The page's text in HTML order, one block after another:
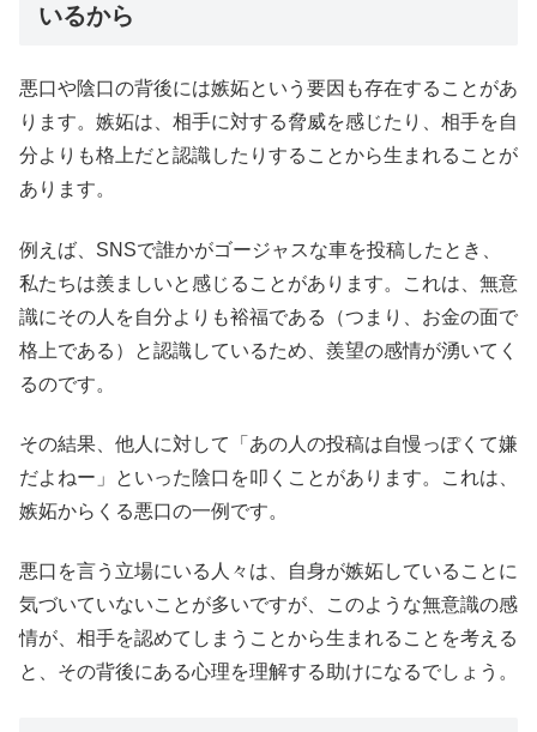
いるから
悪口や陰口の背後には嫉妬という要因も存在することがあ
ります。嫉妬は、相手に対する脅威を感じたり、相手を自
分よりも格上だと認識したりすることから生まれることが
あります。
例えば、SNSで誰かがゴージャスな車を投稿したとき、
私たちは羨ましいと感じることがあります。これは、無意
識にその人を自分よりも裕福である（つまり、お金の面で
格上である）と認識しているため、羨望の感情が湧いてく
るのです。
その結果、他人に対して「あの人の投稿は自慢っぽくて嫌
だよねー」といった陰口を叩くことがあります。これは、
嫉妬からくる悪口の一例です。
悪口を言う立場にいる人々は、自身が嫉妬していることに
気づいていないことが多いですが、このような無意識の感
情が、相手を認めてしまうことから生まれることを考える
と、その背後にある心理を理解する助けになるでしょう。